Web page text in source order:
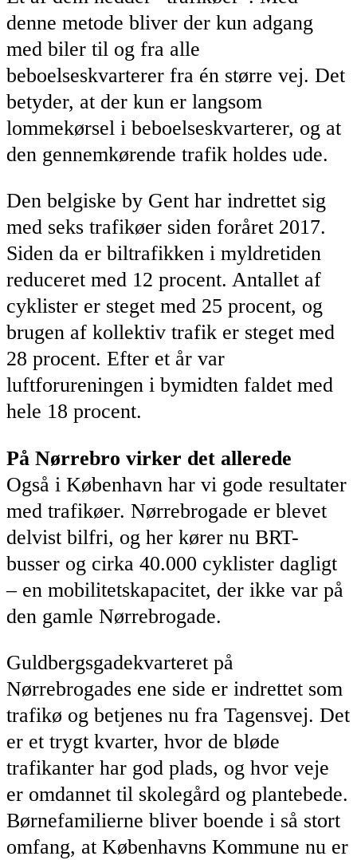
denne metode bliver der kun adgang
med biler til og fra alle
beboelseskvarterer fra én større vej. Det
betyder, at der kun er langsom
lommekørsel i beboelseskvarterer, og at
den gennemkørende trafik holdes ude.
Den belgiske by Gent har indrettet sig
med seks trafikøer siden foråret 2017.
Siden da er biltrafikken i myldretiden
reduceret med 12 procent. Antallet af
cyklister er steget med 25 procent, og
brugen af kollektiv trafik er steget med
28 procent. Efter et år var
luftforureningen i bymidten faldet med
hele 18 procent.
På Nørrebro virker det allerede
Også i København har vi gode resultater
med trafikøer. Nørrebrogade er blevet
delvist bilfri, og her kører nu BRT-
busser og cirka 40.000 cyklister dagligt
– en mobilitetskapacitet, der ikke var på
den gamle Nørrebrogade.
Guldbergsgadekvarteret på
Nørrebrogades ene side er indrettet som
trafikø og betjenes nu fra Tagensvej. Det
er et trygt kvarter, hvor de bløde
trafikanter har god plads, og hvor veje
er omdannet til skolegård og plantebede.
Børnefamilierne bliver boende i så stort
omfang, at Københavns Kommune nu er